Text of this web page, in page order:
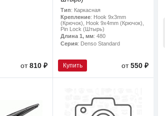
от810 ₽
Тип: Каркасная
Крепление: Hook 9x3mm
(Крючок), Hook 9x4mm (Крючок),
Pin Lock (Штырь)
Длина 1, мм: 480
Серия: Denso Standard
Купить от 550 ₽